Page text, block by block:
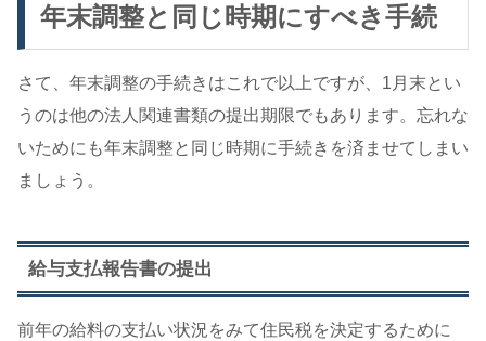
年末調整と同じ時期にすべき手続
さて、年末調整の手続きはこれで以上ですが、1月末とい
うのは他の法人関連書類の提出期限でもあります。忘れな
いためにも年末調整と同じ時期に手続きを済ませてしまい
ましょう。
給与支払報告書の提出
前年の給料の支払い状況をみて住民税を決定するために